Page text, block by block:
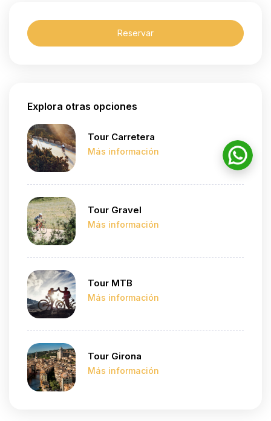
Reservar
Explora otras opciones
Tour Carretera
Tour Gravel
Tour MTB
Tour Girona